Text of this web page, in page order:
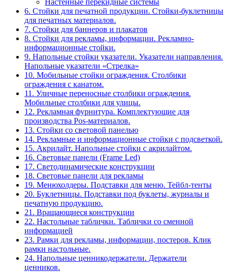
Настенные перекидные системы
6. Стойки для печатной продукции. Стойки-буклетницы
для печатных материалов.
7. Стойки для баннеров и плакатов
8. Стойки для рекламы, информации. Рекламно-
информационные стойки.
9. Напольные стойки указатели. Указатели направления.
Напольные указатели «Стрелка»
10. Мобильные стойки ограждения. Столбики
ограждения с канатом.
11. Уличные переносные столбики ограждения.
Мобильные столбики для улицы.
12. Рекламная фурнитура. Комплектующие для
производства Pos-материалов.
13. Стойки со световой панелью
14. Рекламные и информационные стойки с подсветкой.
15. Акрилайт. Напольные стойки с акрилайтом.
16. Световые панели (Frame Led)
17. Светодинамические конструкции
18. Световые панели для рекламы
19. Менюхолдеры. Подставки для меню. Тейбл-тенты
20. Буклетницы. Подставки под буклеты, журналы и
печатную продукцию.
21. Вращающиеся конструкции
22. Настольные таблички. Таблички со сменной
информацией
23. Рамки для рекламы, информации, постеров. Клик
рамки настольные.
24. Напольные ценникодержатели. Держатели
ценников.